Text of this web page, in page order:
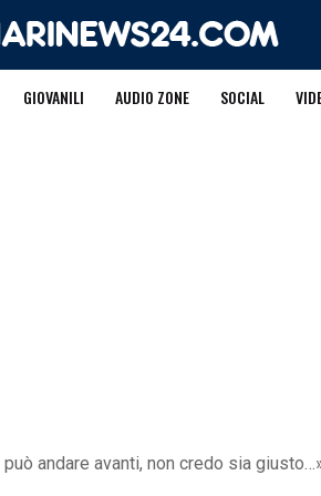
GIOVANILI AUDIO ZONE SOCIAL
andare avanti, non credo sia